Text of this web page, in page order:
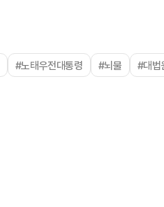
#노태우전대통령 #뇌물 #대법